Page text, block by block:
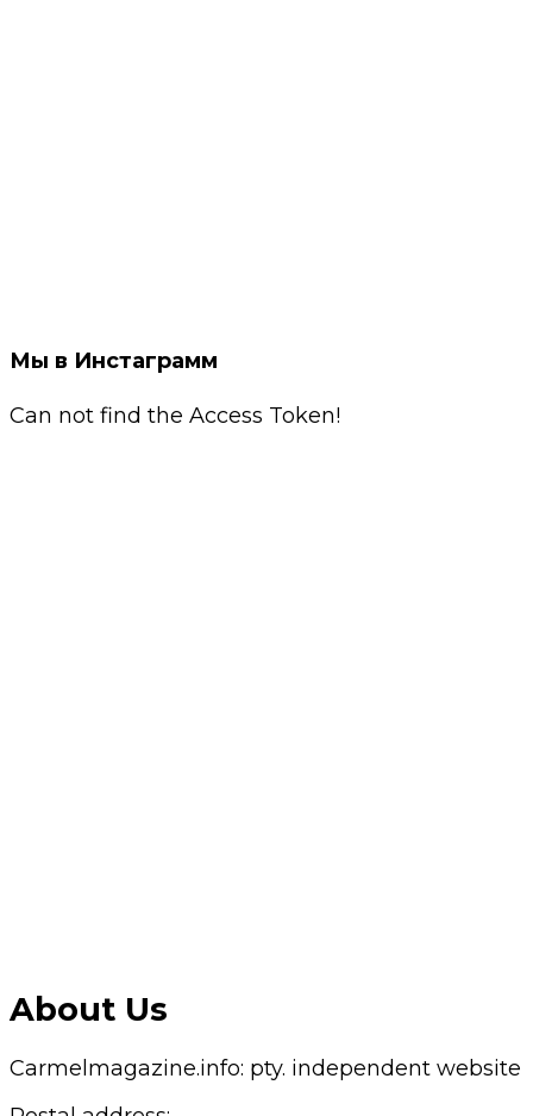
Мы в Инстаграмм
Can not find the Access Token!
About Us
Carmelmagazine.info: pty. independent website